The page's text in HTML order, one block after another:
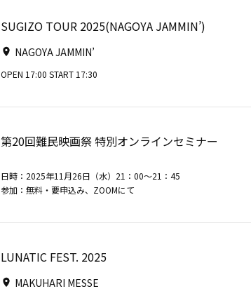
SUGIZO TOUR 2025(NAGOYA JAMMIN’)
NAGOYA JAMMIN’
OPEN 17:00 START 17:30
第20回難民映画祭 特別オンラインセミナー
日時：2025年11月26日（水）21：00～21：45
参加：無料・要申込み、ZOOMにて
LUNATIC FEST. 2025
MAKUHARI MESSE